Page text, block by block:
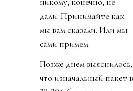
дали. Принимайте как
мы вам сказали. Или мы
сами примем.
Позже днем выяснилось,
что изначальный пакет в